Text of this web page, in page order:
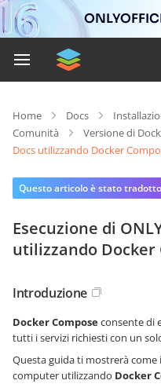
Home Docs
Comunità
Versione di
Docs utilizzando Docker
Questo articolo è stato
Esecuzione di
utilizzando Docker
Introduzione
Docker Composeconsente di
tutti i servizi richiesti con un
Questa guida ti mostrerà come
computer utilizzando Docker